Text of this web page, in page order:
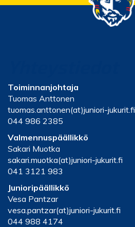
Toiminnanjohtaja
Tuomas Anttonen
tuomas.anttonen(at)juniori-jukurit.fi
044 986 2385
Valmennuspäällikkö
Sakari Muotka
sakari.muotka(at)juniori-jukurit.fi
041 3121 983
Junioripäällikkö
Vesa Pantzar
vesa.pantzar(at)juniori-jukurit.fi
044 988 4174